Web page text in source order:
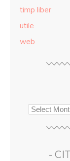
timp liber
utile
web
-